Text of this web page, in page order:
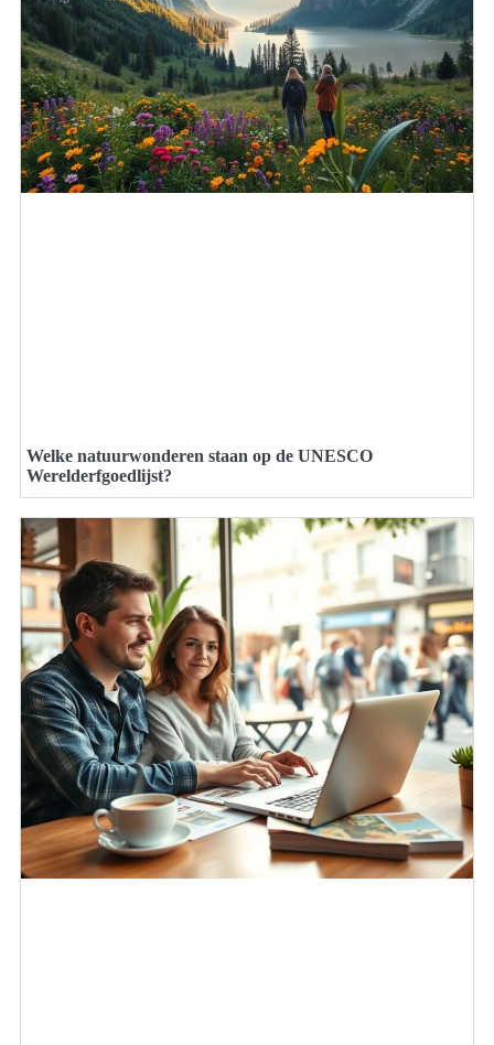
Welke natuurwonderen staan op de UNESCO
Werelderfgoedlijst?